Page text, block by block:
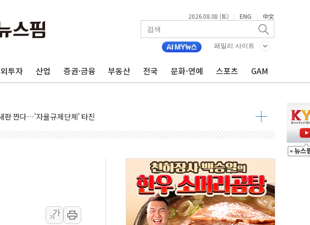
2026.08.08 (토) | ENG | 中文
패밀리 사이트
투자 산업 증권·금융 부동산 전국 문화·연예 스포츠 GAM
출범…피해자들 '범죄 사각지대' 우려
판 짠다…'자율규제단체' 타진
진…"26일까지 의혹 소명" 요구
진에 연준 금리 인상 가능성 낮아지며 상승… STOXX 600 지수는 나흘 연속 최고치
감소에 9월 동결 전망 우세
방위협정' 체결… 이스라엘·이란 위협에 맞설 자체 억지력 강화
공사 중단 명령…트럼프 제동
가
가